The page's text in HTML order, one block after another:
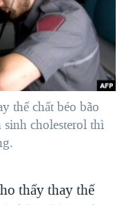
THẮNG CUỘC'
thế chất béo bão
sinh cholesterol thì
thấy thay thế